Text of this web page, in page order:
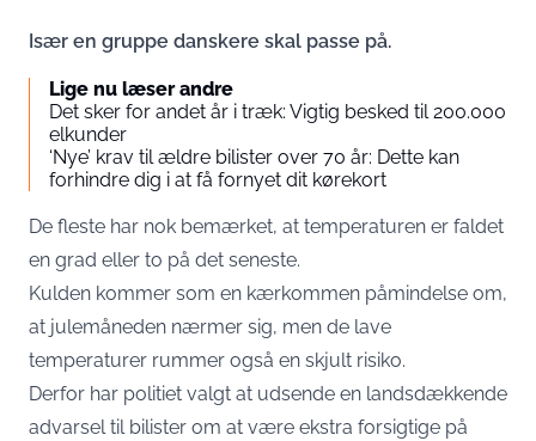
Især en gruppe danskere skal passe på.
Lige nu læser andre
Det sker for andet år i træk: Vigtig besked til 200.000
elkunder
‘Nye’ krav til ældre bilister over 70 år: Dette kan
forhindre dig i at få fornyet dit kørekort
De fleste har nok bemærket, at temperaturen er faldet
en grad eller to på det seneste.
Kulden kommer som en kærkommen påmindelse om,
at julemåneden nærmer sig, men de lave
temperaturer rummer også en skjult risiko.
Derfor har politiet valgt at udsende en landsdækkende
advarsel til bilister om at være ekstra forsigtige på